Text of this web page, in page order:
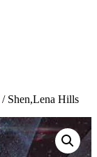
/ Shen,Lena Hills